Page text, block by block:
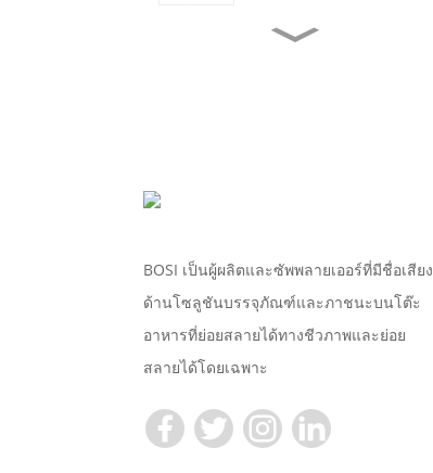
TR10S ปุ๋ยหมักแบบใช้แล้ว
ประกอบที่ใช้แล้วทิ้ง...
BOSI เป็นผู้ผลิตและซัพพลายเออร์ที่มีชื่อเสียง
ด้านโซลูชันบรรจุภัณฑ์และภาชนะบนโต๊ะ
อาหารที่ย่อยสลายได้ทางชีวภาพและย่อย
สลายได้โดยเฉพาะ